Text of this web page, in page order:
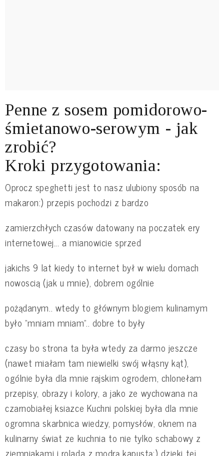
Penne z sosem pomidorowo-
śmietanowo-serowym - jak
zrobić?
Kroki przygotowania:
Oprocz speghetti jest to nasz ulubiony sposób na
makaron:) przepis pochodzi z bardzo
zamierzchłych czasów datowany na poczatek ery
internetowej... a mianowicie sprzed
jakichs 9 lat kiedy to internet był w wielu domach
nowoscią (jak u mnie), dobrem ogólnie
pożądanym.. wtedy to głównym blogiem kulinarnym
było "mniam mniam".. dobre to były
czasy bo strona ta była wtedy za darmo jeszcze
(nawet miałam tam niewielki swój włąsny kąt),
ogólnie była dla mnie rajskim ogrodem, chlonełam
przepisy, obrazy i kolory, a jako ze wychowana na
czarnobiałej ksiazce Kuchni polskiej była dla mnie
ogromna skarbnica wiedzy, pomysłów, oknem na
kulinarny świat ze kuchnia to nie tylko schabowy z
ziemniakami i rolada z modrą kapustą;) dzieki tej